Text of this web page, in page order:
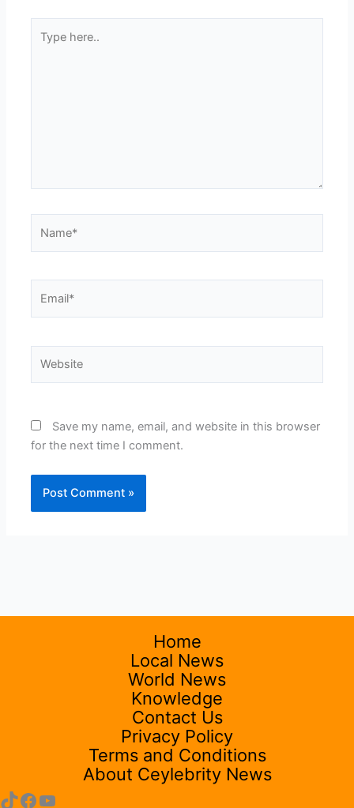
here..
Save my name, email, and website in this browser
for the next time I comment.
Home
Local News
World News
Knowledge
Contact Us
Privacy Policy
Terms and Conditions
About Ceylebrity News